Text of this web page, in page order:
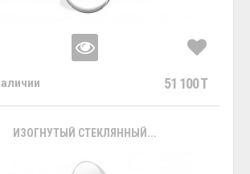
51 100 T
ИЗОГНУТЫЙ СТЕКЛЯННЫЙ...